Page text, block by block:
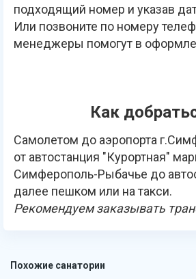
подходящий номер и указав
Или позвоните по номеру
менеджеры помогут в
Как
Самолетом до аэропорта
от автостанция "Курортная"
Симферополь-Рыбачье до
далее пешком или на такси.
Рекомендуем заказывать
Похожие санатории